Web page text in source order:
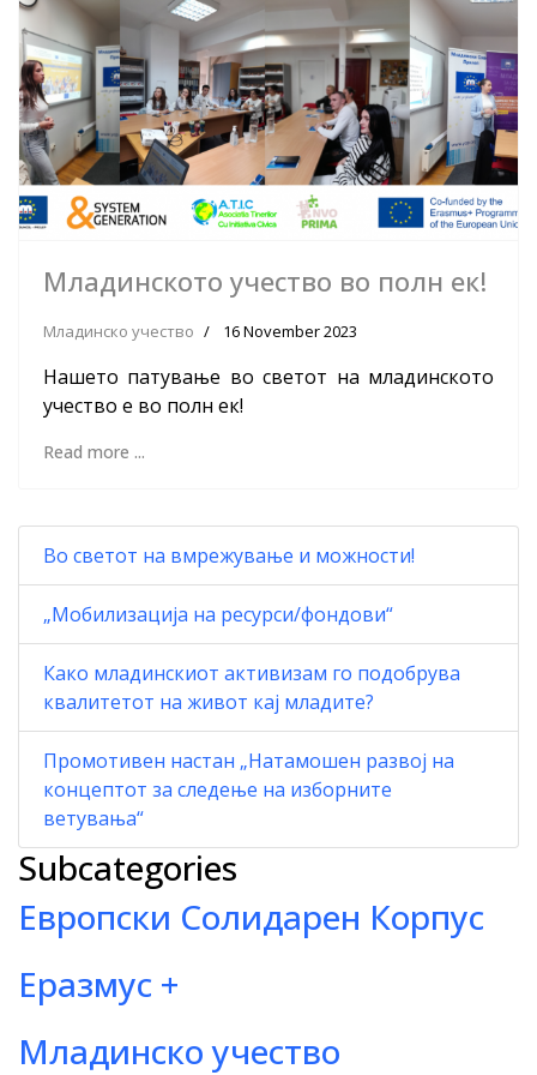
Младинското учество во полн ек!
Младинско учество 16 November 2023
Нашето патување во светот на младинското
учество е во полн ек!
Read more ...
Во светот на вмрежување и можности!
„Мобилизација на ресурси/фондови“
Како младинскиот активизам го подобрува
квалитетот на живот кај младите?
Промотивен настан „Натамошен развој на
концептот за следење на изборните
ветувања“
Subcategories
Европски Солидарен Корпус
Еразмус +
Младинско учество